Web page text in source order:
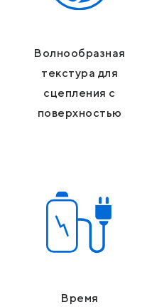
Волнообразная
текстура для
сцепления с
поверхностью
Время